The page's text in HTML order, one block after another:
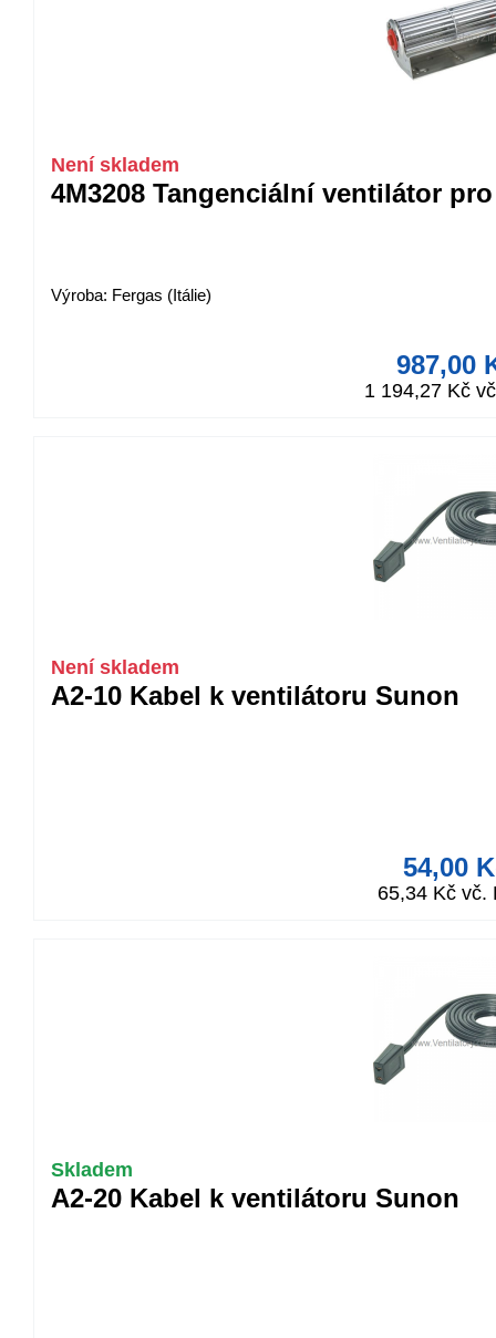
Není skladem
4M3208 Tangenciální ventilátor
Výroba: Fergas (Itálie)
987,00
1 194,27 Kč
Není skladem
A2-10 Kabel k ventilátoru Sunon
54,00
65,34 Kč vč.
Skladem
A2-20 Kabel k ventilátoru Sunon